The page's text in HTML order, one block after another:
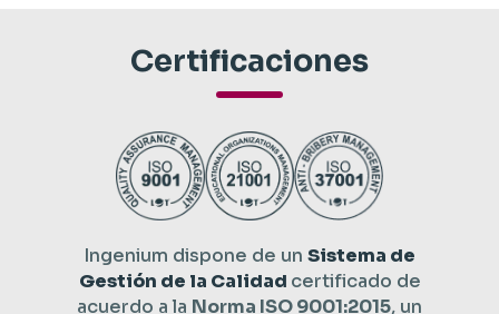
Certificaciones
Ingenium dispone de un Sistema de
Gestión de la Calidad certificado de
acuerdo a la Norma ISO 9001:2015, un